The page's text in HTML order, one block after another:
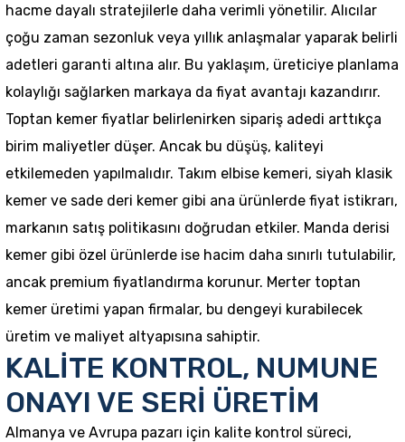
hacme dayalı stratejilerle daha verimli yönetilir. Alıcılar
çoğu zaman sezonluk veya yıllık anlaşmalar yaparak belirli
adetleri garanti altına alır. Bu yaklaşım, üreticiye planlama
kolaylığı sağlarken markaya da fiyat avantajı kazandırır.
Toptan kemer fiyatlar belirlenirken sipariş adedi arttıkça
birim maliyetler düşer. Ancak bu düşüş, kaliteyi
etkilemeden yapılmalıdır. Takım elbise kemeri, siyah klasik
kemer ve sade deri kemer gibi ana ürünlerde fiyat istikrarı,
markanın satış politikasını doğrudan etkiler. Manda derisi
kemer gibi özel ürünlerde ise hacim daha sınırlı tutulabilir,
ancak premium fiyatlandırma korunur. Merter toptan
kemer üretimi yapan firmalar, bu dengeyi kurabilecek
üretim ve maliyet altyapısına sahiptir.
KALİTE KONTROL, NUMUNE
ONAYI VE SERİ ÜRETİM
Almanya ve Avrupa pazarı için kalite kontrol süreci,